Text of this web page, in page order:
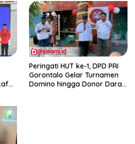
Peringati HUT ke-1, DPD PRI
Gorontalo Gelar Turnamen
Domino hingga Donor Darah